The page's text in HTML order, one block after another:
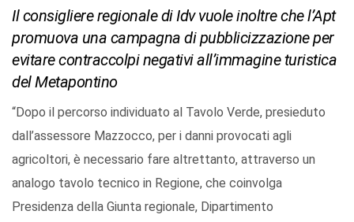
Il consigliere regionale di Idv vuole inoltre che l’Apt
promuova una campagna di pubblicizzazione per
evitare contraccolpi negativi all’immagine turistica
del Metapontino
“Dopo il percorso individuato al Tavolo Verde, presieduto
dall’assessore Mazzocco, per i danni provocati agli
agricoltori, è necessario fare altrettanto, attraverso un
analogo tavolo tecnico in Regione, che coinvolga
Presidenza della Giunta regionale, Dipartimento